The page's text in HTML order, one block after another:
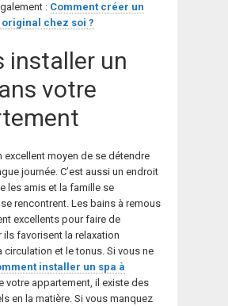
: Comment créer un
chez soi ?
installer un
votre
excellent moyen de se détendre
journée. C’est aussi un endroit
les amis et la famille se
rencontrent. Les bains à remous
excellents pour faire de
ils favorisent la relaxation
circulation et le tonus. Si vous ne
installer un spa à
votre appartement, il existe des
en la matière. Si vous manquez